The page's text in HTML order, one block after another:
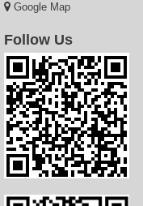
Google Map
Follow Us